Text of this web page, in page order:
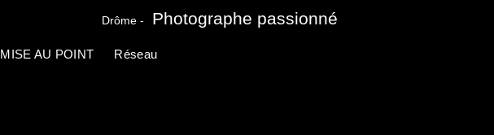
Drôme - Photographe passionné
MISE AU POINT Réseau